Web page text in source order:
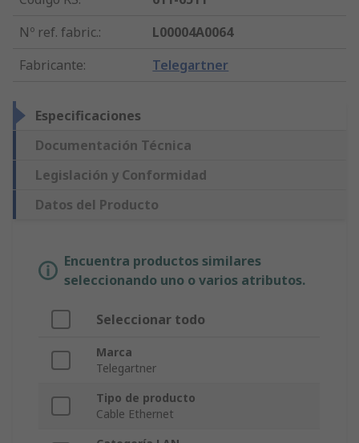
Nº ref. fabric.:
L00004A0064
Fabricante: Telegartner
Especificaciones
Documentación Técnica
Legislación y Conformidad
Datos del Producto
Encuentra productos similares
seleccionando uno o varios atributos.
Seleccionar todo
Marca
Telegartner
Tipo de producto
Cable Ethernet